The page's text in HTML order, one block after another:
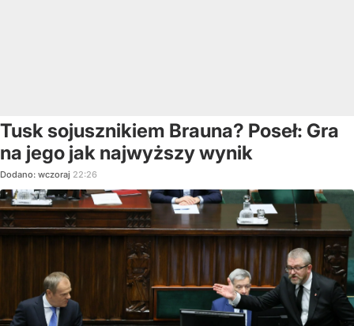
Tusk sojusznikiem Brauna? Poseł: Gra
na jego jak najwyższy wynik
Dodano: wczoraj 22:26